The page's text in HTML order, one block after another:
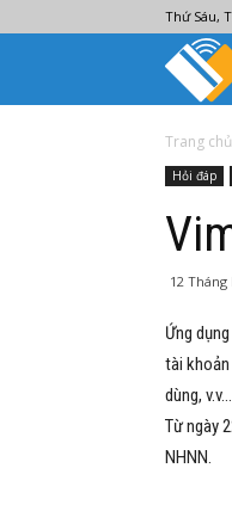
Thứ Sáu,
Trang chủ
Hỏi đáp
12 Tháng
Ứng
tài
dùng, v.v…
Từ ngày
NHNN.